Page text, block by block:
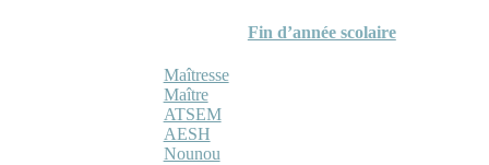
Fin d’année scolaire
Maîtresse
Maître
ATSEM
AESH
Nounou